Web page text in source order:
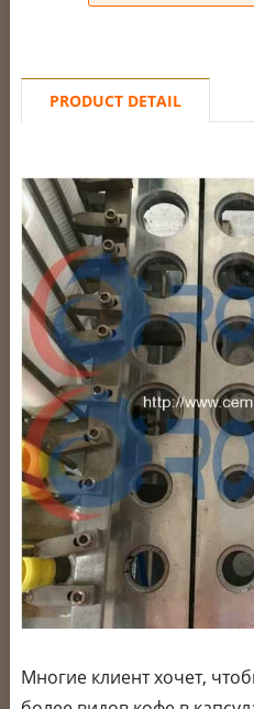
PRODUCT DETAIL
Многие клиент хочет,